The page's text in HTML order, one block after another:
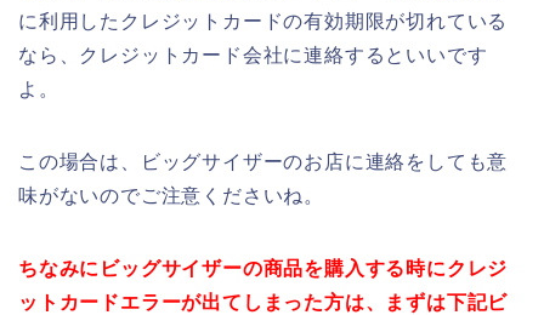
に利用したクレジットカードの有効期限が切れている
なら、クレジットカード会社に連絡するといいです
よ。
この場合は、ビッグサイザーのお店に連絡をしても意
味がないのでご注意くださいね。
ちなみにビッグサイザーの商品を購入する時にクレジ
ットカードエラーが出てしまった方は、まずは下記ビ